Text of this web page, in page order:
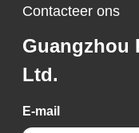
Contacteer ons
Guangzhou
Ltd.
E-mail